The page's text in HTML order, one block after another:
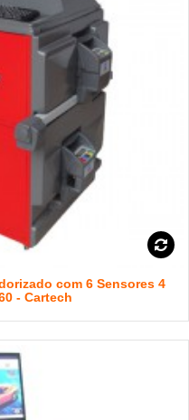
com 6 Sensores 4
- Cartech